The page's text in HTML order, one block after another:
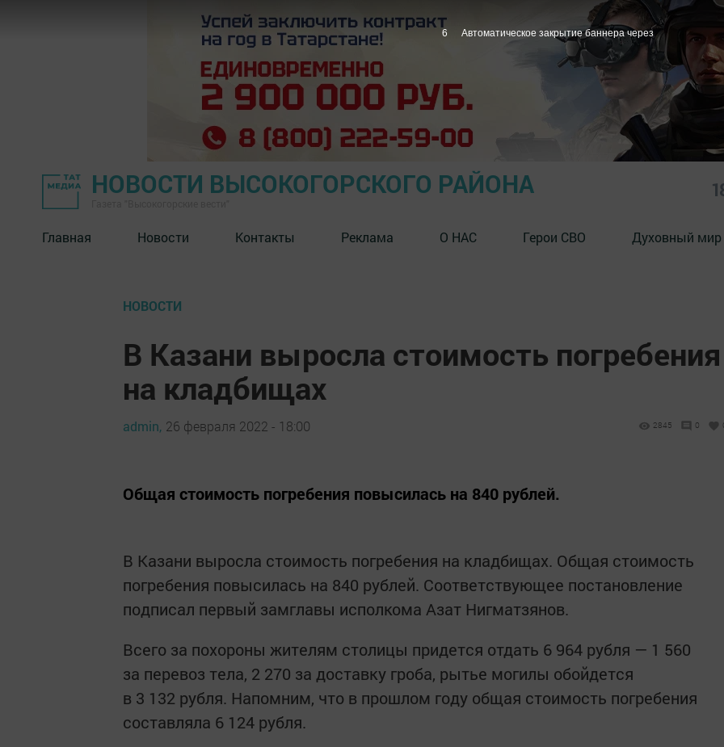
НОВОСТИ ВЫСОКОГОРСКОГО РАЙОНА
Главная Новости Контакты Реклама О НАС Герои СВО Духовный мир
НОВОСТИ
В Казани выросла стоимость погребения
на кладбищах
admin, 26 февраля 2022 - 18:00 2845 0
Общая стоимость погребения повысилась на 840 рублей.
В Казани выросла стоимость погребения на кладбищах. Общая стоимость
погребения повысилась на 840 рублей. Соответствующее постановление
подписал первый замглавы исполкома Азат Нигматзянов.
Всего за похороны жителям столицы придется отдать 6 964 рубля — 1 560
за перевоз тела, 2 270 за доставку гроба, рытье могилы обойдется
в 3 132 рубля. Напомним, что в прошлом году общая стоимость погребения
составляла 6 124 рубля.
5 Автоматическое закрытие баннера через